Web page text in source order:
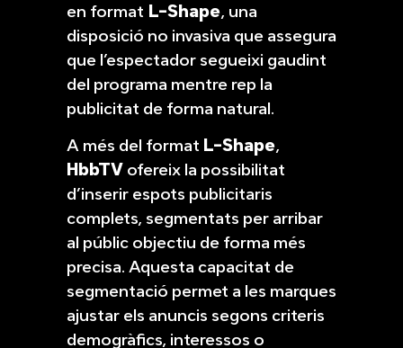
en format L-Shape, una
disposició no invasiva que assegura
que l’espectador segueixi gaudint
del programa mentre rep la
publicitat de forma natural.
A més del format L-Shape,
HbbTV ofereix la possibilitat
d’inserir espots publicitaris
complets, segmentats per arribar
al públic objectiu de forma més
precisa. Aquesta capacitat de
segmentació permet a les marques
ajustar els anuncis segons criteris
demogràfics, interessos o